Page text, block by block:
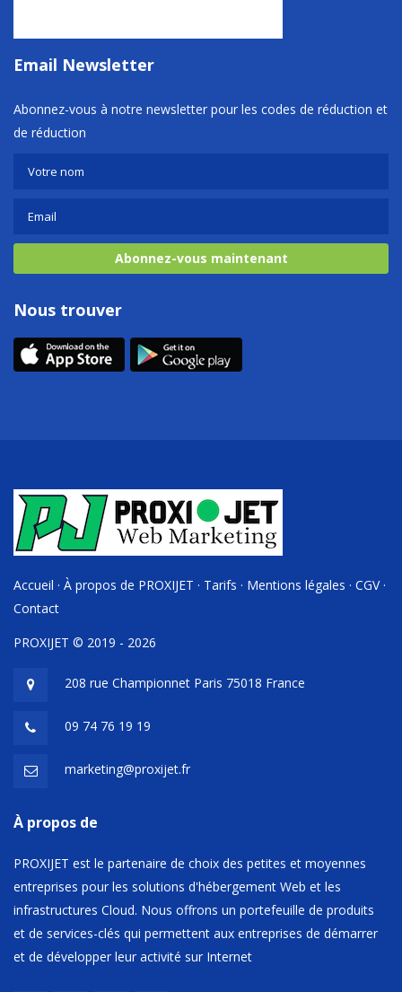
Email Newsletter
Abonnez-vous à notre newsletter pour les codes de réduction et
de réduction
Abonnez-vous maintenant
Nous trouver
Accueil · À propos de PROXIJET · Tarifs · Mentions légales · CGV·
Contact
PROXIJET © 2019 - 2026
208 rue Championnet Paris 75018 France
09 74 76 19 19
marketing@proxijet.fr
À propos de
PROXIJET est le partenaire de choix des petites et moyennes
entreprises pour les solutions d'hébergement Web et les
infrastructures Cloud. Nous offrons un portefeuille de produits
et de services-clés qui permettent aux entreprises de démarrer
et de développer leur activité sur Internet